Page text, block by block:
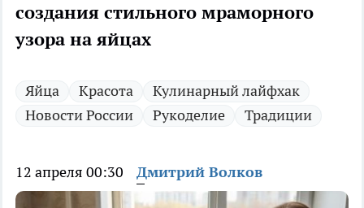
создания стильного мраморного
узора на яйцах
Яйца Красота
Кулинарный лайфхак
Новости России
Рукоделие Традиции
12 апреля 00:30 Дмитрий Волков